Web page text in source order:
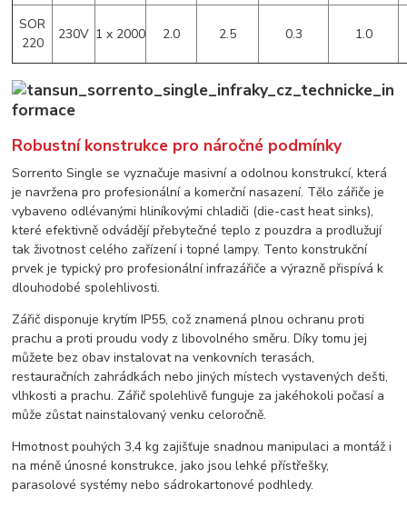
SOR
220
230V 1 x 2000 2.0 2.5 0.3 1.0
Robustní konstrukce pro náročné podmínky
Sorrento Single se vyznačuje masivní a odolnou konstrukcí, která
je navržena pro profesionální a komerční nasazení. Tělo zářiče je
vybaveno odlévanými hliníkovými chladiči (die-cast heat sinks),
které efektivně odvádějí přebytečné teplo z pouzdra a prodlužují
tak životnost celého zařízení i topné lampy. Tento konstrukční
prvek je typický pro profesionální infrazářiče a výrazně přispívá k
dlouhodobé spolehlivosti.
Zářič disponuje krytím IP55, což znamená plnou ochranu proti
prachu a proti proudu vody z libovolného směru. Díky tomu jej
můžete bez obav instalovat na venkovních terasách,
restauračních zahrádkách nebo jiných místech vystavených dešti,
vlhkosti a prachu. Zářič spolehlivě funguje za jakéhokoli počasí a
může zůstat nainstalovaný venku celoročně.
Hmotnost pouhých 3,4 kg zajišťuje snadnou manipulaci a montáž i
na méně únosné konstrukce, jako jsou lehké přístřešky,
parasolové systémy nebo sádrokartonové podhledy.